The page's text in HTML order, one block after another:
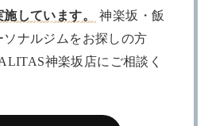
しています。
神楽坂・飯
ソナルジムをお探しの方
神楽坂店にご相談く